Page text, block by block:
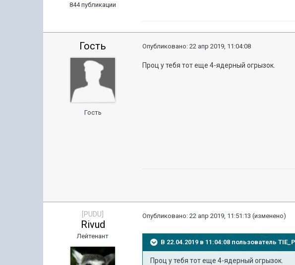
844 публикации
Гость
Гость
Опубликовано:22 апр 2019, 11:04:08
Проц у тебя тот еще 4-ядерный огрызок.
[PUDU]
Rivud
Лейтенант
Опубликовано:22 апр 2019, 11:51:13 (изменено)
В 22.04.2019 в 11:04:08 пользователь
Проц у тебя тот еще 4-ядерный огрызок.